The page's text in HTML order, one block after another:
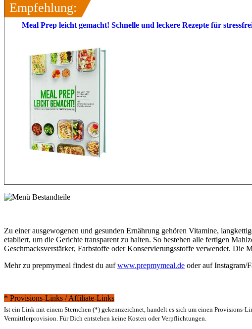
Empfehlung:
Meal Prep leicht gemacht! Schnelle und leckere Rezepte für
Zu einer ausgewogenen und gesunden Ernährung gehören Vitamine,
etabliert, um die Gerichte transparent zu halten. So bestehen alle fertigen
Geschmacksverstärker, Farbstoffe oder Konservierungsstoffe verwendet. Die
Mehr zu prepmymeal findest du aufwww.prepmymeal.de oder auf Instagram/
* Provisions-Links / Affiliate-Links
Ist ein Link mit einem Sternchen (*) gekennzeichnet, handelt es sich um einen Provisions-
Vermittlerprovision. Für Dich entstehen keine Kosten oder Verpflichtungen.